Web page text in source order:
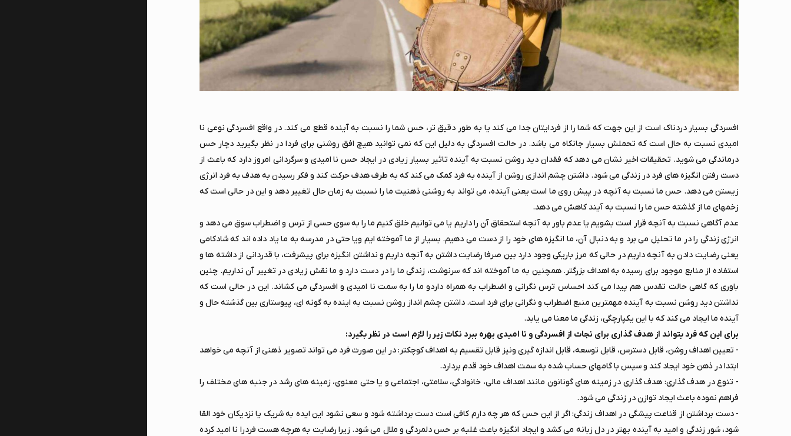
افسردگی بسیار دردناک است از این جهت که شما را از فردایتان جدا می کند یا به طور دقیق تر، حس شما را نسبت به آینده قطع می کند. در واقع افسردگی نوعی نا
امیدی نسبت به حال است که تحملش بسیار جانکاه می باشد. در حالت افسردگی به دلیل این که نمی توانید هیچ افق روشنی برای فردا در نظر بگیرید دچار حس
درماندگی می شوید. تحقیقات اخیر نشان می دهد که فقدان دید روشن نسبت به آینده تاثیر بسیار زیادی در ایجاد حس نا امیدی و سرگردانی امروز دارد که باعث از
دست رفتن انگیزه های فرد در زندگی می شود. داشتن چشم اندازی روشن از آینده به فرد کمک می کند که به طرف هدف حرکت کند و فکر رسیدن به هدف به فرد انرژی
زیستن می دهد. حس ما نسبت به آنچه در پیش روی ما است یعنی آینده، می تواند به روشنی ذهنیت ما را نسبت به زمان حال تغییر دهد و این در حالی است که
زخمهای ما از گذشته حس ما را نسبت به آیند کاهش می دهد.
عدم آگاهی نسبت به آنچه قرار است بشویم یا عدم باور به آنچه استحقاق آن را داریم یا می توانیم خلق کنیم ما را به سوی حسی از ترس و اضطراب سوق می دهد و
انرژی زندگی را در ما تحلیل می برد و به دنبال آن، ما انگیزه های خود را از دست می دهیم. بسیار از ما آموخته ایم ویا حتی در مدرسه به ما یاد داده اند که شادکامی
یعنی رضایت دادن به آنچه داریم در حالی که مرز باریکی وجود دارد بین صرفا رضایت داشتن به آنچه داریم و نداشتن انگیزه برای پیشرفت، با قدردانی از داشته ها و
استفاده از منابع موجود برای رسیده به اهداف بزرگتر. همچنین به ما آموخته اند که سرنوشت، زندگی ما را در دست دارد و ما نقش زیادی در تغییر آن نداریم. چنین
باوری که گاهی حالت تقدس هم پیدا می کند احساس ترس نگرانی و اضطراب به همراه داردو ما را به سمت نا امیدی و افسردگی می کشاند. این در حالی است که
نداشتن دید روشن نسبت به آینده مهمترین منبع اضطراب و نگرانی برای فرد است. داشتن چشم انداز روشن نسبت به اینده به گونه ای، پیوستاری بین گذشته حال و
آینده ما ایجاد می کند که با این یکپارچگی، زندگی ما معنا می یابد.
برای این که فرد بتواند از هدف گذاری برای نجات از افسردگی و نا امیدی بهره ببرد نکات زیر را لازم است در نظر بگیرد:
- تعیین اهداف روشن، قابل دسترس، قابل توسعه، قابل اندازه گیری ونیز قابل تقسیم به اهداف کوچکتر: در این صورت فرد می تواند تصویر ذهنی از آنچه می خواهد
ابتدا در ذهن خود ایجاد کند و سپس با گامهای حساب شده به سمت اهداف خود قدم بردارد.
- تنوع در هدف گذاری: هدف گذاری در زمینه های گونانون مانند اهداف مالی، خانوادگی، سلامتی، اجتماعی و یا حتی معنوی، زمینه های رشد در جنبه های مختلف را
فراهم نموده باعث ایجاد توازن در زندگی می شود.
- دست برداشتن از قناعت پیشگی در اهداف زندگی: اگر از این حس که هر چه دارم کافی است دست برداشته شود و سعی نشود این ایده به شریک یا نزدیکان خود القا
شود، شور زندگی و امید به آینده بهتر در دل زبانه می کشد و ایجاد انگیزه باعث غلبه بر حس دلمردگی و ملال می شود. زیرا رضایت به هرچه هست فردرا نا امید کرده